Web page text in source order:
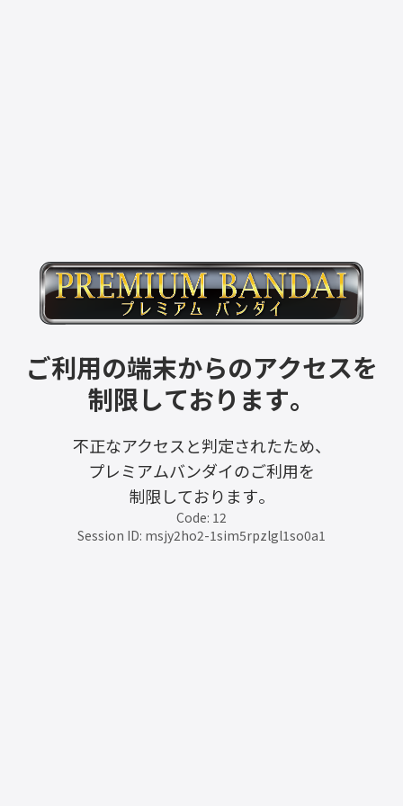
ご利用の端末からのアクセスを
制限しております。
不正なアクセスと判定されたため、
プレミアムバンダイのご利用を
制限しております。
Code: 12
Session ID: msjy2ho2-1sim5rpzlgl1so0a1